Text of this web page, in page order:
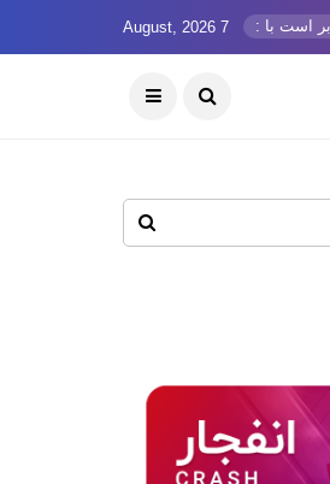
است با : 7 August, 2026